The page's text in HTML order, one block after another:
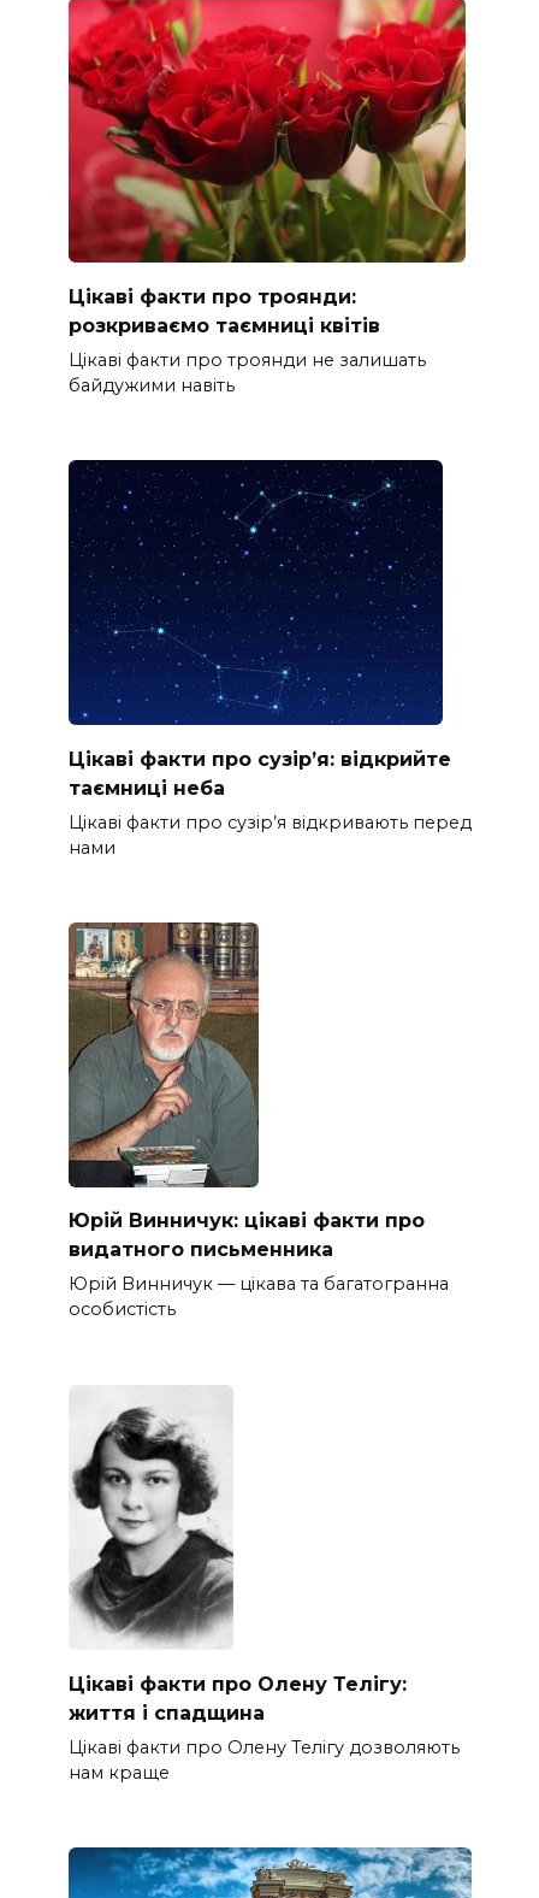
Цікаві факти про троянди:
розкриваємо таємниці квітів
Цікаві факти про троянди не залишать
байдужими навіть
Цікаві факти про сузір’я: відкрийте
таємниці неба
Цікаві факти про сузір’я відкривають перед
нами
Юрій Винничук: цікаві факти про
видатного письменника
Юрій Винничук — цікава та багатогранна
особистість
Цікаві факти про Олену Телігу:
життя і спадщина
Цікаві факти про Олену Телігу дозволяють
нам краще